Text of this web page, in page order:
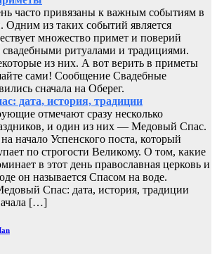
часто привязаны к важным событиям в
из таких событий является
множество примет и поверий
свадебными ритуалами и традициями.
из них. А вот верить в приметы
сами! Сообщение Свадебные
сначала на Оберег.
дата, история, традиции
отмечают сразу несколько
и один из них — Медовый Спас.
начало Успенского поста, который
по строгости Великому. О том, какие
в этот день православная церковь и
он называется Спасом на воде.
Спас: дата, история, традиции
[…]